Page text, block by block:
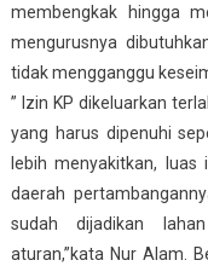
membengkak hingga
mengurusnya
tidak mengganggu
” Izin KP dikeluarkan
yang harus dipenuhi
lebih menyakitkan, luas
daerah
sudah dijadikan
aturan,”kata Nur Alam.